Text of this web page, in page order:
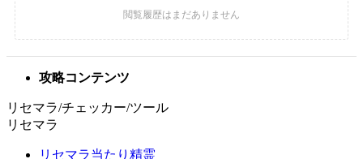
攻略コンテンツ
リセマラ/チェッカー/ツール
リセマラ
リセマラ当たり精霊